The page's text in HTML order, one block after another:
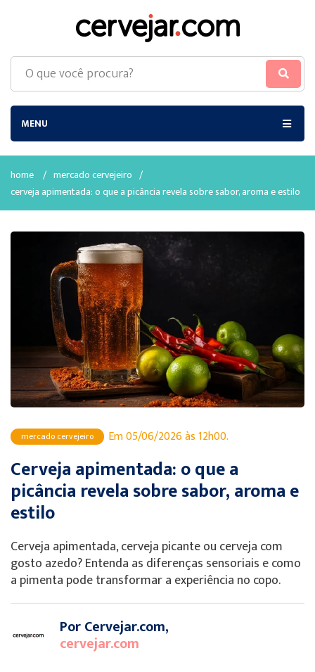
MENU
home / mercado cervejeiro /
cerveja apimentada: o que a picância revela sobre sabor, aroma e estilo
mercado cervejeiro Em 05/06/2026 às 12h00.
Cerveja apimentada: o que a
picância revela sobre sabor, aroma e
estilo
Cerveja apimentada, cerveja picante ou cerveja com
gosto azedo? Entenda as diferenças sensoriais e como
a pimenta pode transformar a experiência no copo.
Por Cervejar.com,
cervejar.com